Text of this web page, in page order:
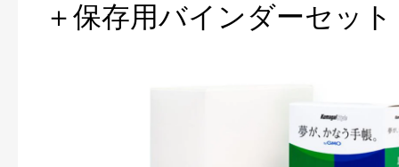
＋保存用バインダーセット